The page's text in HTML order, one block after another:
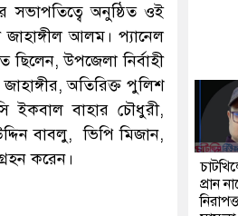
সভাপতিত্বে অনুষ্ঠিত ওই
জাহাঙ্গীল আলম। প্যানেল
উপজেলা নির্বাহী
অতিরিক্ত পুলিশ
ইকবাল বাহার চৌধুরী,
বাবলু, ভিপি মিজান,
করেন।
প্রান